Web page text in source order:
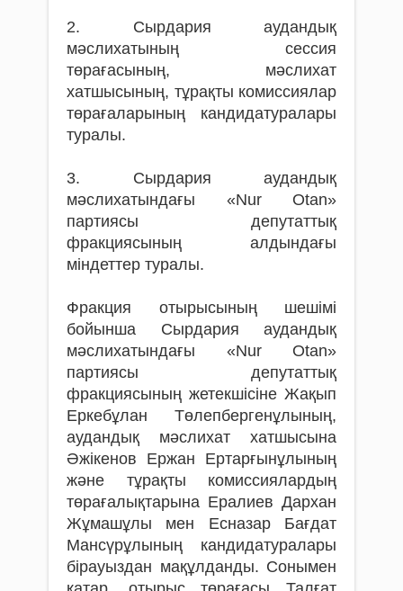
2. Сырдария аудандық
мәслихатының сессия
төрағасының, мәслихат
хатшысының, тұрақты комиссиялар
төрағаларының кандидатуралары
туралы.
3. Сырдария аудандық
мәслихатындағы «Nur Otan»
партиясы депутаттық
фракциясының алдындағы
міндеттер туралы.
Фракция отырысының шешімі
бойынша Сырдария аудандық
мәслихатындағы «Nur Otan»
партиясы депутаттық
фракциясының жетекшісіне Жақып
Еркебұлан Төлепбергенұлының,
аудандық мәслихат хатшысына
Әжікенов Ержан Ертарғынұлының
және тұрақты комиссиялардың
төрағалықтарына Ералиев Дархан
Жұмашұлы мен Есназар Бағдат
Мансүрұлының кандидатуралары
бірауыздан мақұлданды. Сонымен